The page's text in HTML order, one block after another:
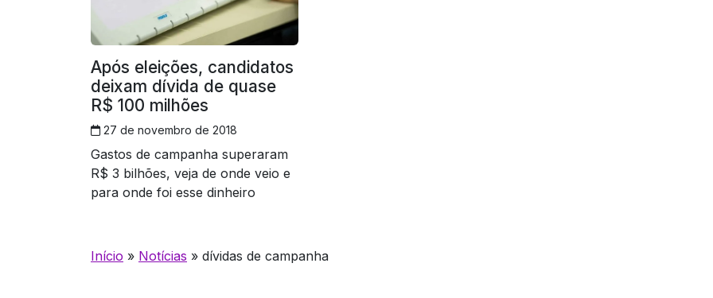
Após eleições, candidatos
deixam dívida de quase
R$ 100 milhões
27 de novembro de 2018
Gastos de campanha superaram
R$ 3 bilhões, veja de onde veio e
para onde foi esse dinheiro
Início » Notícias » dívidas de campanha